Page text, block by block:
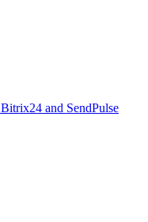
Bitrix24 and SendPulse